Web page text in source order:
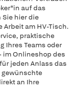
auf das
hier die
am HV-Tisch.
praktische
Ihres Teams oder
im Onlineshop des
jeden Anlass das
gewünschte
an Ihre